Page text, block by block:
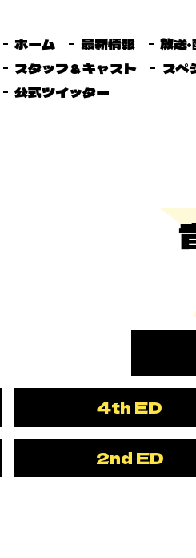
ホーム 最新情報 放送
スタッフ＆キャスト
スペ
公式ツイッター
4th ED
2nd ED